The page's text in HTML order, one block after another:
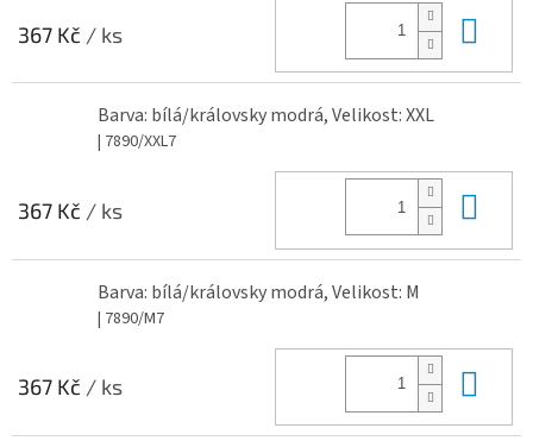
367 Kč / ks
Barva: bílá/královsky modrá, Velikost: XXL
| 7890/XXL7
367 Kč / ks
Barva: bílá/královsky modrá, Velikost: M
| 7890/M7
367 Kč / ks